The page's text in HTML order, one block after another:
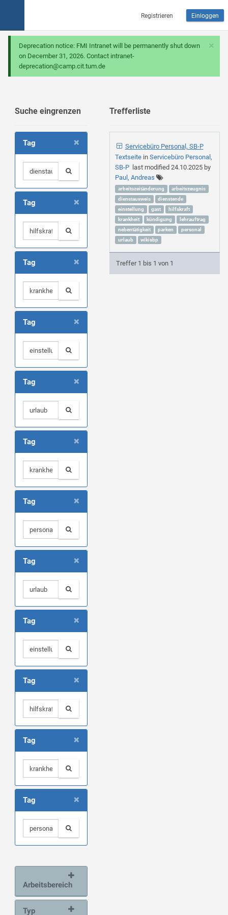
Registrieren Einloggen
×
Deprecation notice: FMI Intranet will be permanently shut down
on December 31, 2026. Contact intranet-
deprecation@camp.cit.tum.de
Suche eingrenzen
×
Tag
×
Tag
×
Tag
×
Tag
×
Tag
×
Tag
×
Tag
×
Tag
×
Tag
×
Tag
×
Tag
×
Tag
Arbeitsbereich
Typ
Trefferliste
Servicebüro Personal, SB-P
Textseite in Servicebüro Personal,
SB-Plast modified 24.10.2025by
Paul, Andreas
arbeitszeitänderung
arbeitszeugnis
dienstausweis
dienstende
einstellung
gast
hilfskraft
krankheit
kündigung
lehrauftrag
nebentätigkeit
parken
personal
urlaub
wikisbp
Treffer 1 bis 1 von 1